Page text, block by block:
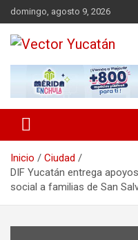
Saltar
al
contenido
domingo, agosto 9, 2026
Vector
Inicio
Ciudad
DIF Yucatán entrega
social a familias de San